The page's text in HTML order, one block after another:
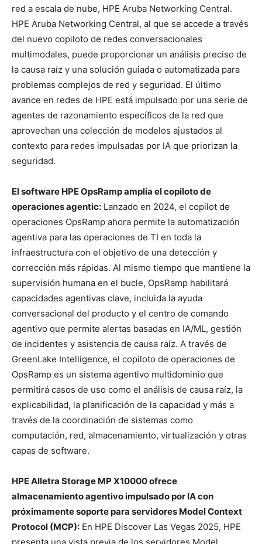
red a escala de nube, HPE Aruba Networking Central.
HPE Aruba Networking Central, al que se accede a través
del nuevo copiloto de redes conversacionales
multimodales, puede proporcionar un análisis preciso de
la causa raíz y una solución guiada o automatizada para
problemas complejos de red y seguridad. El último
avance en redes de HPE está impulsado por una serie de
agentes de razonamiento específicos de la red que
aprovechan una colección de modelos ajustados al
contexto para redes impulsadas por IA que priorizan la
seguridad.
El software HPE OpsRamp amplía el copiloto de
operaciones agentic: Lanzado en 2024, el copilot de
operaciones OpsRamp ahora permite la automatización
agentiva para las operaciones de TI en toda la
infraestructura con el objetivo de una detección y
corrección más rápidas. Al mismo tiempo que mantiene la
supervisión humana en el bucle, OpsRamp habilitará
capacidades agentivas clave, incluida la ayuda
conversacional del producto y el centro de comando
agentivo que permite alertas basadas en IA/ML, gestión
de incidentes y asistencia de causa raíz. A través de
GreenLake Intelligence, el copiloto de operaciones de
OpsRamp es un sistema agentivo multidominio que
permitirá casos de uso como el análisis de causa raíz, la
explicabilidad, la planificación de la capacidad y más a
través de la coordinación de sistemas como
computación, red, almacenamiento, virtualización y otras
capas de software.
HPE Alletra Storage MP X10000 ofrece
almacenamiento agentivo impulsado por IA con
próximamente soporte para servidores Model Context
Protocol (MCP): En HPE Discover Las Vegas 2025, HPE